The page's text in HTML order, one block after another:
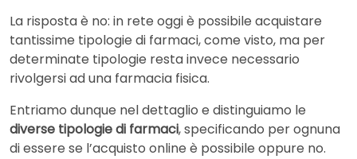
La risposta è no: in rete oggi è possibile acquistare
tantissime tipologie di farmaci, come visto, ma per
determinate tipologie resta invece necessario
rivolgersi ad una farmacia fisica.
Entriamo dunque nel dettaglio e distinguiamo le
diverse tipologie di farmaci, specificando per ognuna
di essere se l’acquisto online è possibile oppure no.